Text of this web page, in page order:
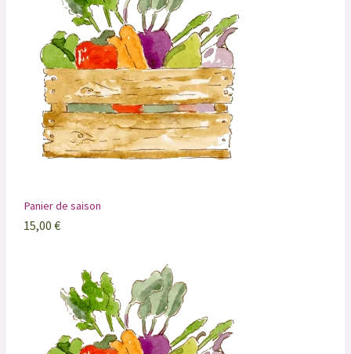
Panier de saison
15,00€